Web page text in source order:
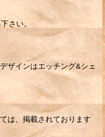
さい。
ザインはエッチング&シェ
は、掲載されております